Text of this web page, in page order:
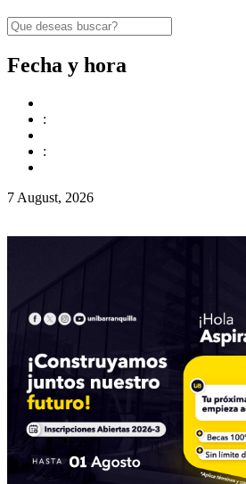
Fecha y hora
:
:
7 August, 2026